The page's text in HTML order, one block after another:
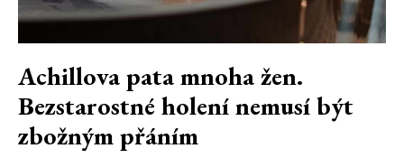
Achillova pata mnoha žen.
Bezstarostné holení nemusí být
zbožným přáním